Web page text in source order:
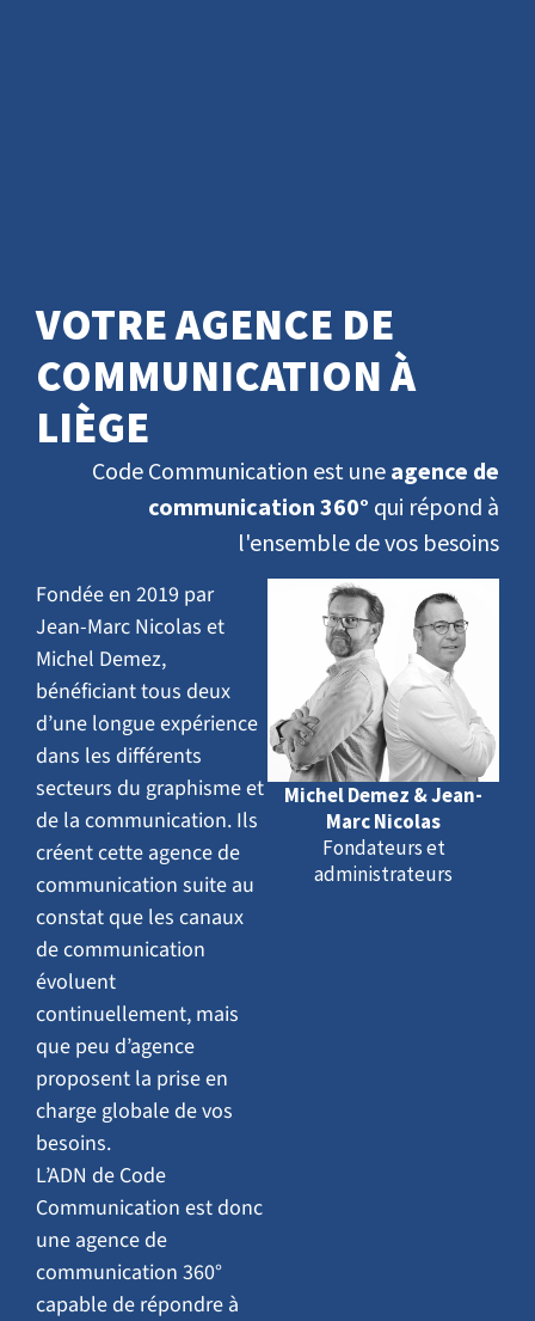
VOTRE AGENCE DE
COMMUNICATION À
LIÈGE
Code Communication est une agence de
communication 360° qui répond à
l'ensemble de vos besoins
Fondée en 2019 par
Jean-Marc Nicolas et
Michel Demez,
bénéficiant tous deux
d’une longue expérience
dans les différents
secteurs du graphisme et
de la communication. Ils
créent cette agence de
communication suite au
constat que les canaux
de communication
évoluent
continuellement, mais
que peu d’agence
proposent la prise en
charge globale de vos
besoins.
L’ADN de Code
Communication est donc
une agence de
communication 360°
capable de répondre à
Michel Demez & Jean-
Marc Nicolas
Fondateurs et
administrateurs